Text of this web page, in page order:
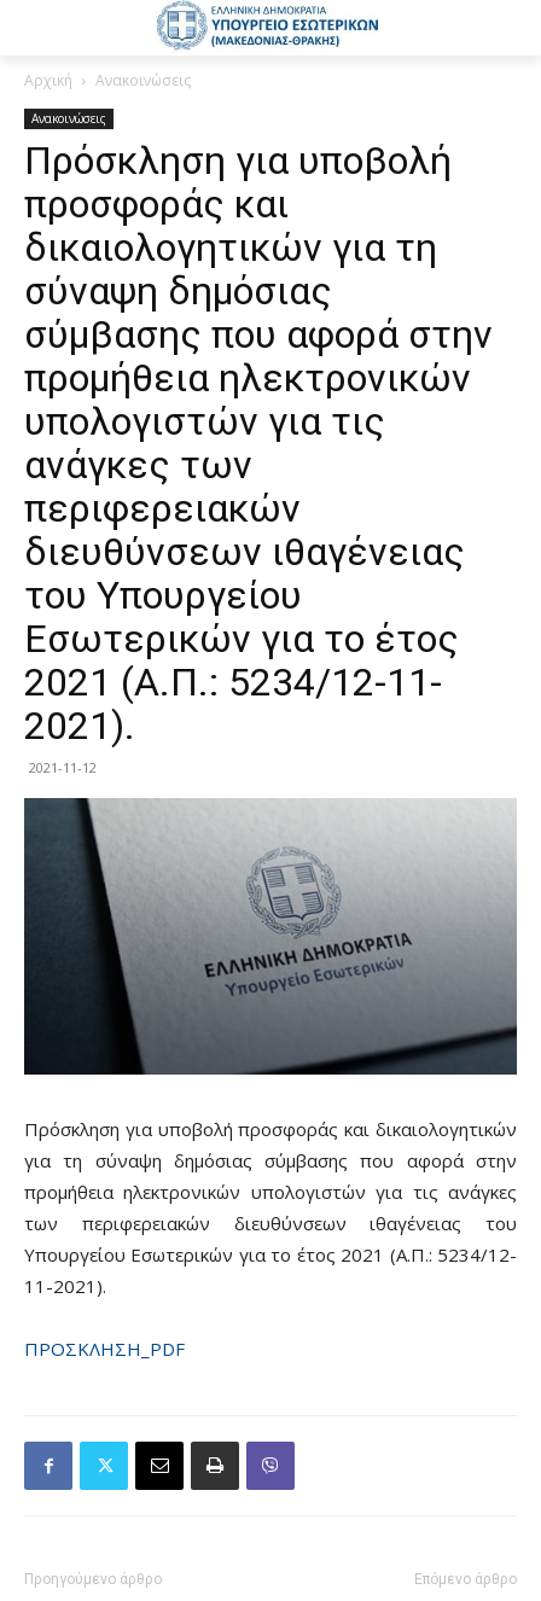
Αρχική Ανακοινώσεις
Ανακοινώσεις
Πρόσκληση για υποβολή
προσφοράς και
δικαιολογητικών για τη
σύναψη δημόσιας
σύμβασης που αφορά στην
προμήθεια ηλεκτρονικών
υπολογιστών για τις
ανάγκες των
περιφερειακών
διευθύνσεων ιθαγένειας
του Υπουργείου
Εσωτερικών για το έτος
2021 (Α.Π.: 5234/12-11-
2021).
2021-11-12
Πρόσκληση για υποβολή προσφοράς και δικαιολογητικών
για τη σύναψη δημόσιας σύμβασης που αφορά στην
προμήθεια ηλεκτρονικών υπολογιστών για τις ανάγκες
των περιφερειακών διευθύνσεων ιθαγένειας του
Υπουργείου Εσωτερικών για το έτος 2021 (Α.Π.: 5234/12-
11-2021).
ΠΡΟΣΚΛΗΣΗ_PDF
Προηγούμενο άρθρο Επόμενο άρθρο